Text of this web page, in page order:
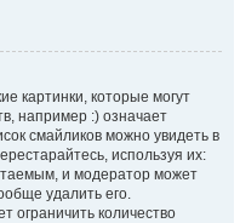
картинки, которые могут
например :) означает
смайликов можно увидеть в
используя их:
и модератор может
удалить его.
ограничить количество